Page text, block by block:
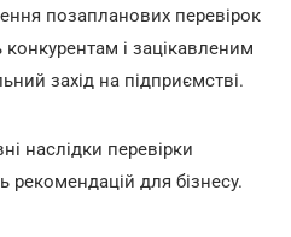
позапланових перевірок
і зацікавленим
захід на підприємстві.
наслідки перевірки
для бізнесу.